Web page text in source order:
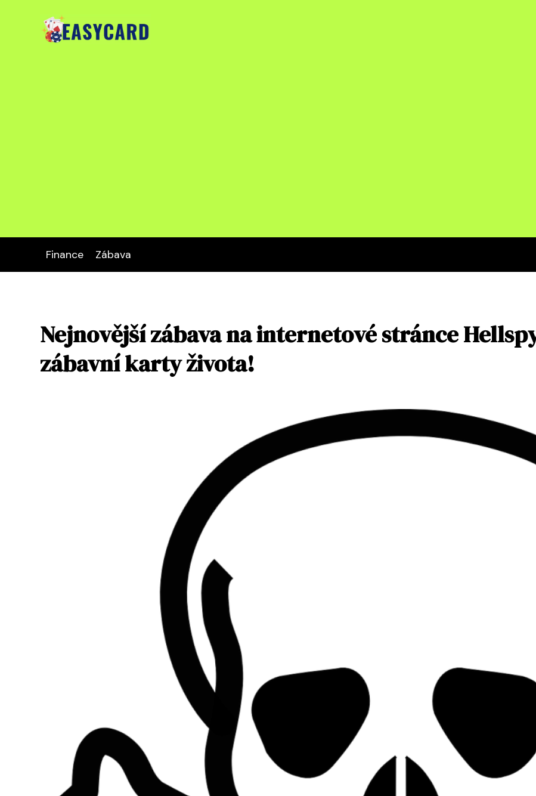
Finance Zábava
Nejnovější zábava na internetové stránce
zábavní karty života!